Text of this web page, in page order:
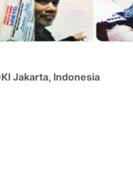
Jakarta, Indonesia